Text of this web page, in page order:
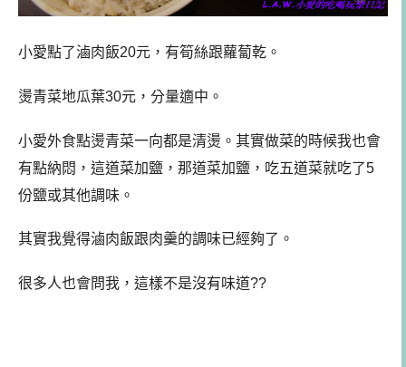
小愛點了滷肉飯20元，有筍絲跟蘿蔔乾。
燙青菜地瓜葉30元，分量適中。
小愛外食點燙青菜一向都是清燙。其實做菜的時候我也會
有點納悶，這道菜加鹽，那道菜加鹽，吃五道菜就吃了5
份鹽或其他調味。
其實我覺得滷肉飯跟肉羹的調味已經夠了。
很多人也會問我，這樣不是沒有味道??